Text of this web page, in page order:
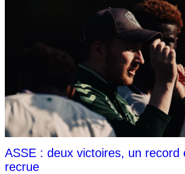
ASSE : deux victoires, un record
recrue